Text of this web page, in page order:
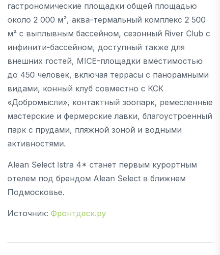
гастрономические площадки общей площадью
около 2 000 м², аква-термальный комплекс 2 500
м² с выплывным бассейном, сезонный River Club с
инфинити-бассейном, доступный также для
внешних гостей, MICE-площадки вместимостью
до 450 человек, включая террасы с панорамными
видами, конный клуб совместно с КСК
«Добромысли», контактный зоопарк, ремесленные
мастерские и фермерские лавки, благоустроенный
парк с прудами, пляжной зоной и водными
активностями.
Alean Select Istra 4* станет первым курортным
отелем под брендом Alean Select в ближнем
Подмосковье.
Источник: Фронтдеск.ру